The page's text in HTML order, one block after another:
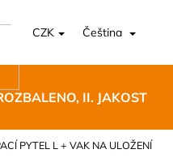
CZK Čeština
II. JAKOST
PYTEL L + VAK NA ULOŽENÍ